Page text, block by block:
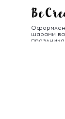
шарами
праздника